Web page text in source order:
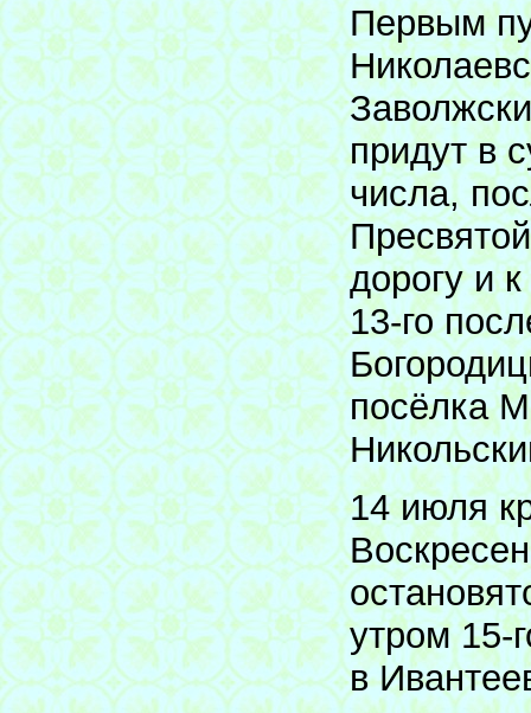
Первым
придут в
числа,
дорогу и
13-го
посёлка
14 июля
утром 15-
в